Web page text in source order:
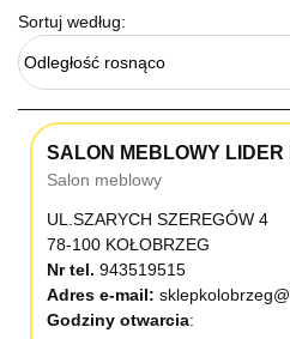
Sortuj według:
Odległość rosnąco
SALON MEBLOWY LIDER
Salon meblowy
UL.SZARYCH SZEREGÓW 4
78-100 KOŁOBRZEG
Nr tel. 943519515
Adres e-mail:
Godziny otwarcia